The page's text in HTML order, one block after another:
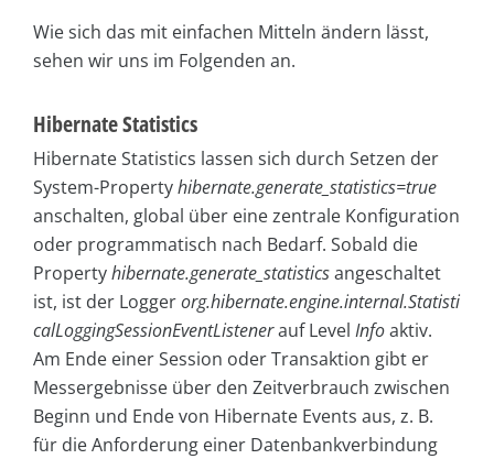
Wie sich das mit einfachen Mitteln ändern lässt,
sehen wir uns im Folgenden an.
Hibernate Statistics
Hibernate Statistics lassen sich durch Setzen der
System-Propertyhibernate.generate_statistics=true
anschalten, global über eine zentrale Konfiguration
oder programmatisch nach Bedarf. Sobald die
Propertyhibernate.generate_statisticsangeschaltet
ist, ist der Loggerorg.hibernate.engine.internal.Statisti
calLoggingSessionEventListenerauf Level Infoaktiv.
Am Ende einer Session oder Transaktion gibt er
Messergebnisse über den Zeitverbrauch zwischen
Beginn und Ende von Hibernate Events aus, z. B.
für die Anforderung einer Datenbankverbindung